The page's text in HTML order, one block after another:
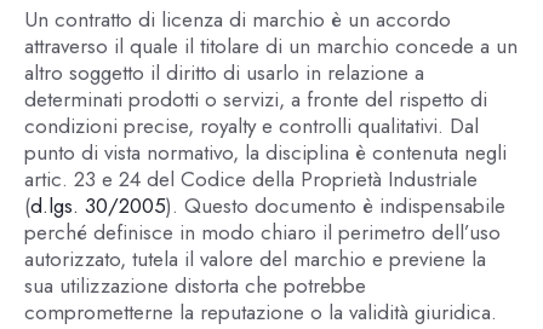
Un contratto di licenza di marchio è un accordo
attraverso il quale il titolare di un marchio concede a un
altro soggetto il diritto di usarlo in relazione a
determinati prodotti o servizi, a fronte del rispetto di
condizioni precise, royalty e controlli qualitativi. Dal
punto di vista normativo, la disciplina è contenuta negli
artic. 23 e 24 del Codice della Proprietà Industriale
(d.lgs. 30/2005). Questo documento è indispensabile
perché definisce in modo chiaro il perimetro dell’uso
autorizzato, tutela il valore del marchio e previene la
sua utilizzazione distorta che potrebbe
comprometterne la reputazione o la validità giuridica.